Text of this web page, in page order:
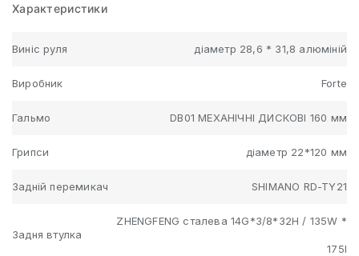
Характеристики
Виніс руля діаметр 28,6 * 31,8 алюміній
Виробник Forte
Гальмо DB01 МЕХАНІЧНІ ДИСКОВІ 160 мм
Грипси діаметр 22*120 мм
Задній перемикач SHIMANO RD-TY21
Задня втулка
ZHENGFENG сталева 14G*3/8*32H / 135W *
175l